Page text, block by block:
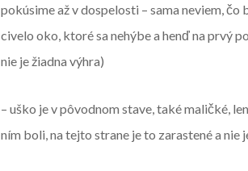
pokúsime až v dospelosti – sama neviem,
civelo oko, ktoré sa nehýbe a henď na prvý
nie je žiadna výhra)
– uško je v pôvodnom stave, také maličké,
ním boli, na tejto strane je to zarastené a nie